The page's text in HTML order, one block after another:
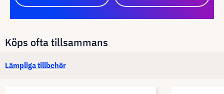
Köps ofta tillsammans
Lämpliga tillbehör